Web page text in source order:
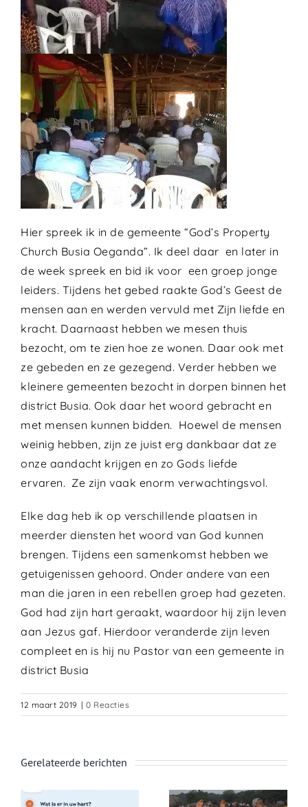
Hier spreek ik in de gemeente “God’s Property
Church Busia Oeganda”. Ik deel daar en later in
de week spreek en bid ik voor een groep jonge
leiders. Tijdens het gebed raakte God’s Geest de
mensen aan en werden vervuld met Zijn liefde en
kracht. Daarnaast hebben we mesen thuis
bezocht, om te zien hoe ze wonen. Daar ook met
ze gebeden en ze gezegend. Verder hebben we
kleinere gemeenten bezocht in dorpen binnen het
district Busia. Ook daar het woord gebracht en
met mensen kunnen bidden. Hoewel de mensen
weinig hebben, zijn ze juist erg dankbaar dat ze
onze aandacht krijgen en zo Gods liefde
ervaren. Ze zijn vaak enorm verwachtingsvol.
Elke dag heb ik op verschillende plaatsen in
meerder diensten het woord van God kunnen
brengen. Tijdens een samenkomst hebben we
getuigenissen gehoord. Onder andere van een
man die jaren in een rebellen groep had gezeten.
God had zijn hart geraakt, waardoor hij zijn leven
aan Jezus gaf. Hierdoor veranderde zijn leven
compleet en is hij nu Pastor van een gemeente in
district Busia
12 maart 2019 | 0 Reacties
Gerelateerde berichten